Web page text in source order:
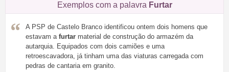
Exemplos com a palavra Furtar
A PSP de Castelo Branco identificou ontem dois homens que
estavam a furtar material de construção do armazém da
autarquia. Equipados com dois camiões e uma
retroescavadora, já tinham uma das viaturas carregada com
pedras de cantaria em granito.